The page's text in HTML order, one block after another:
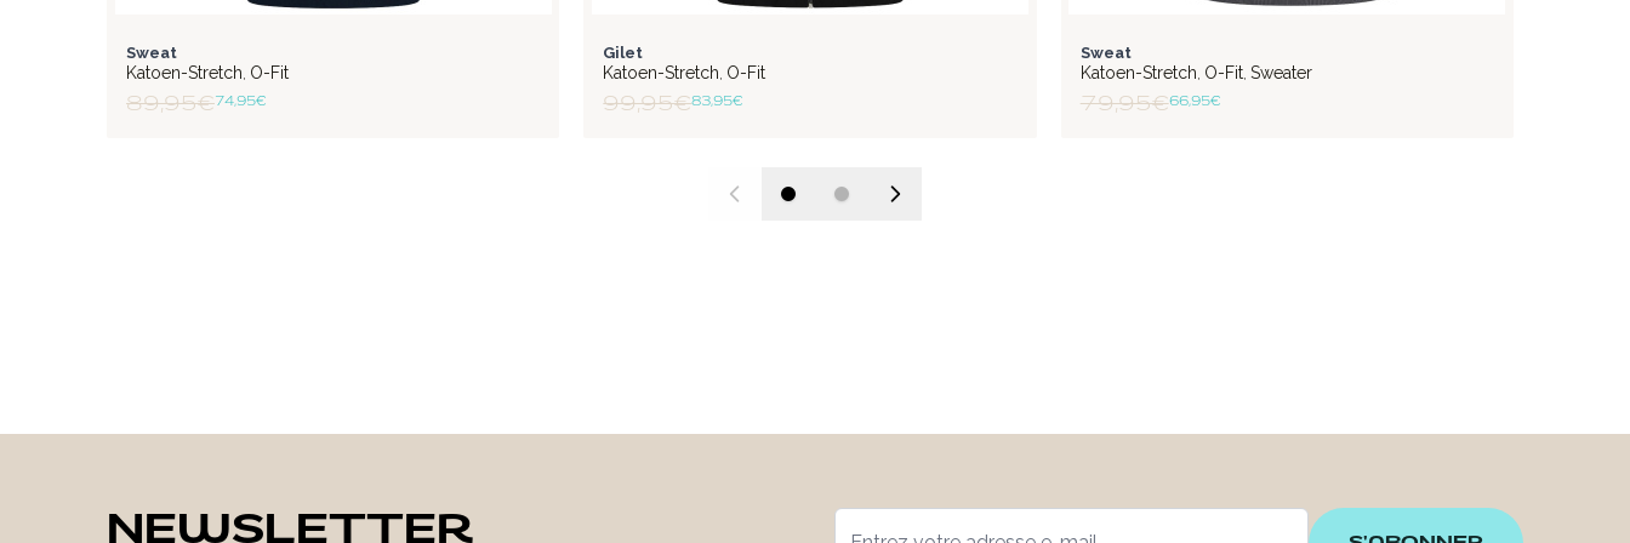
Sweat
Katoen-Stretch, O-Fit
74,95 €
89,95 €
FLEX
Gilet
Katoen-Stretch, O-Fit
83,95 €
99,95 €
Sweat
Katoen-Stretch, O-Fit, Sweater
66,95 €
79,95 €
NEWSLETTER